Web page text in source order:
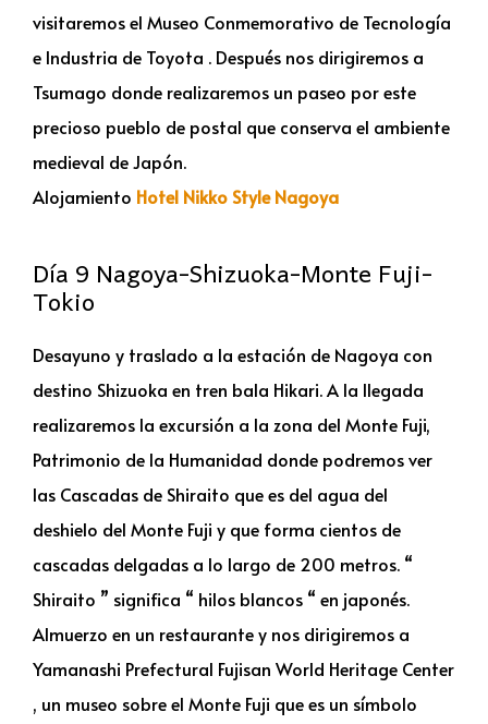
visitaremos el Museo Conmemorativo de Tecnología
e Industria de Toyota . Después nos dirigiremos a
Tsumago donde realizaremos un paseo por este
precioso pueblo de postal que conserva el ambiente
medieval de Japón.
Alojamiento Hotel Nikko Style Nagoya
Día 9 Nagoya-Shizuoka-Monte Fuji-
Tokio
Desayuno y traslado a la estación de Nagoya con
destino Shizuoka en tren bala Hikari. A la llegada
realizaremos la excursión a la zona del Monte Fuji,
Patrimonio de la Humanidad donde podremos ver
las Cascadas de Shiraito que es del agua del
deshielo del Monte Fuji y que forma cientos de
cascadas delgadas a lo largo de 200 metros. “
Shiraito ” significa “ hilos blancos “ en japonés.
Almuerzo en un restaurante y nos dirigiremos a
Yamanashi Prefectural Fujisan World Heritage Center
, un museo sobre el Monte Fuji que es un símbolo